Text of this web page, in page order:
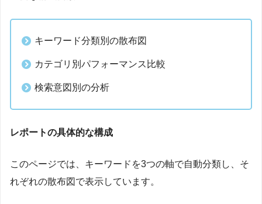
キーワード分類別の散布図
カテゴリ別パフォーマンス比較
検索意図別の分析
レポートの具体的な構成
このページでは、キーワードを3つの軸で自動分類し、そ
れぞれの散布図で表示しています。